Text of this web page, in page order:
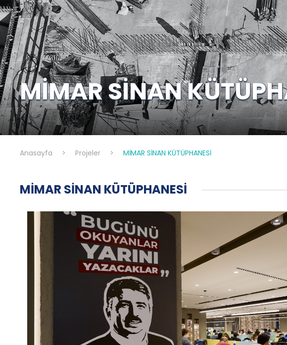
MİMAR SİNAN
Anasayfa > Projeler > MİMAR SİNAN KÜTÜPHANESİ
MİMAR SİNAN KÜTÜPHANESİ